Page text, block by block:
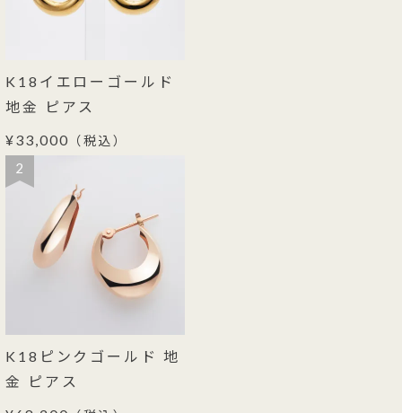
K18イエローゴールド
地金 ピアス
¥33,000 （税込）
2
K18ピンクゴールド 地
金 ピアス